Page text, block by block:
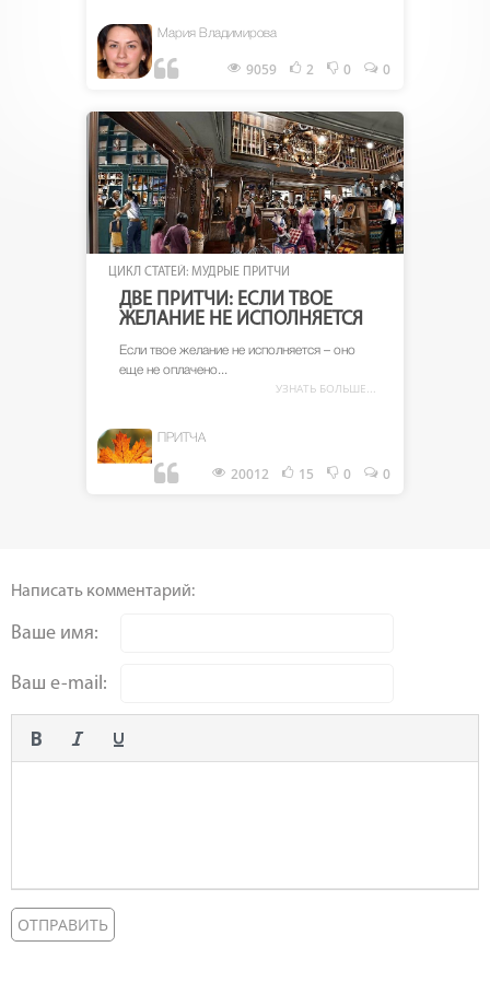
Мария Владимирова
9059 2 0 0
ЦИКЛ СТАТЕЙ: МУДРЫЕ ПРИТЧИ
ДВЕ ПРИТЧИ: ЕСЛИ ТВОЕ
ЖЕЛАНИЕ НЕ ИСПОЛНЯЕТСЯ
Если твое желание не исполняется – оно
еще не оплачено...
УЗНАТЬ БОЛЬШЕ...
ПРИТЧА
20012 15 0 0
Написать комментарий:
Ваше имя:
Ваш e-mail: